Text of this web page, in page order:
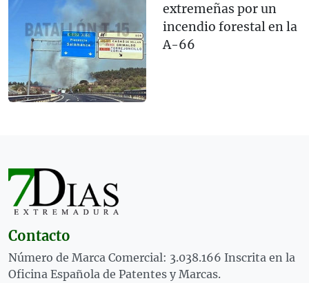
extremeñas por un
incendio forestal en la
A-66
Contacto
Número de Marca Comercial: 3.038.166 Inscrita en la
Oficina Española de Patentes y Marcas.